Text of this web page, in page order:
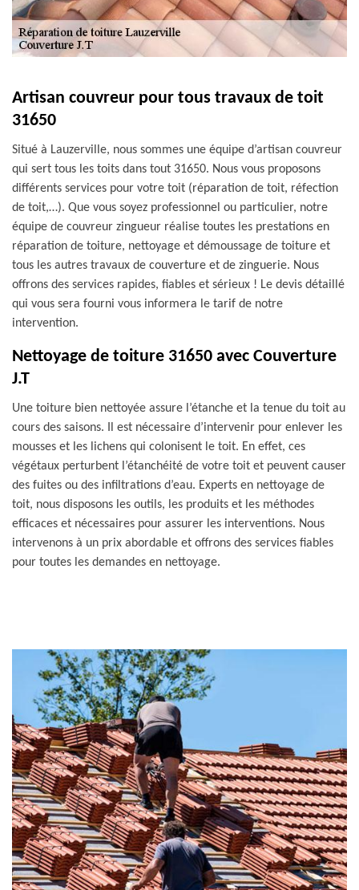
Artisan couvreur pour tous travaux de toit
31650
Situé à Lauzerville, nous sommes une équipe d’artisan couvreur
qui sert tous les toits dans tout 31650. Nous vous proposons
différents services pour votre toit (réparation de toit, réfection
de toit,…). Que vous soyez professionnel ou particulier, notre
équipe de couvreur zingueur réalise toutes les prestations en
réparation de toiture, nettoyage et démoussage de toiture et
tous les autres travaux de couverture et de zinguerie. Nous
offrons des services rapides, fiables et sérieux ! Le devis détaillé
qui vous sera fourni vous informera le tarif de notre
intervention.
Nettoyage de toiture 31650 avec Couverture
J.T
Une toiture bien nettoyée assure l’étanche et la tenue du toit au
cours des saisons. Il est nécessaire d’intervenir pour enlever les
mousses et les lichens qui colonisent le toit. En effet, ces
végétaux perturbent l’étanchéité de votre toit et peuvent causer
des fuites ou des infiltrations d’eau. Experts en nettoyage de
toit, nous disposons les outils, les produits et les méthodes
efficaces et nécessaires pour assurer les interventions. Nous
intervenons à un prix abordable et offrons des services fiables
pour toutes les demandes en nettoyage.